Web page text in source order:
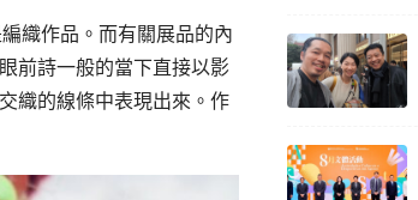
織作品。而有關展品的內
前詩一般的當下直接以影
織的線條中表現出來。作